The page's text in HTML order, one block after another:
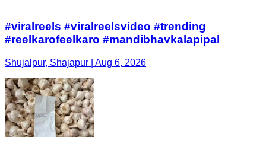
#viralreels #viralreelsvideo #trending
#reelkarofeelkaro #mandibhavkalapipal
Shujalpur, Shajapur | Aug 6, 2026